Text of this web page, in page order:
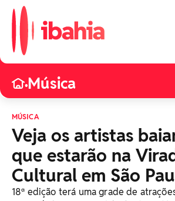
•Música
MÚSICA
Veja os artistas
que estarão na
Cultural em São
18ª edição terá uma grade de